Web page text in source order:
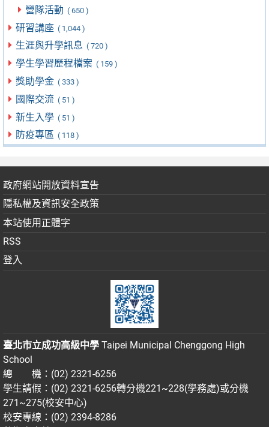
營隊活動 ( 650 )
研習講座 ( 1,044 )
生涯與升學訊息 ( 720 )
學生學習歷程檔案 ( 159 )
獎助學金 ( 333 )
國際交流 ( 51 )
新生入學 ( 51 )
防疫專區 ( 118 )
政府網站開放資料宣告
隱私權及資訊安全政策
本站使用正體字
RSS
登入
臺北市立成功高級中學 Taipei Municipal Chenggong High
School
總 機：(02) 2321-6256
學生請假：(02) 2321-6256轉分機221~228(學務處)或分機
271~275(校安中心)
校安專線：(02) 2394-8286